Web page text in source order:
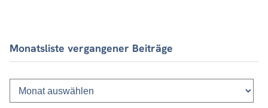
Monatsliste vergangener Beiträge
Monatsliste
vergangener
Beiträge